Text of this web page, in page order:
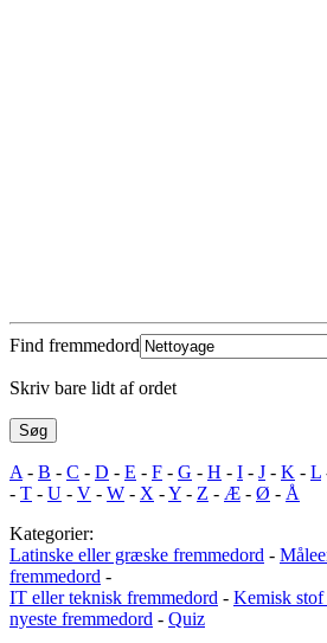
Find fremmedord
Skriv bare lidt af ordet
A - B - C - D - E - F - G - H - I - J - K - L
- T - U - V - W - X -Y - Z - Æ - Ø - Å
Kategorier:
Latinske eller græske fremmedord -
fremmedord -
IT eller teknisk fremmedord - Kemisk stof
nyeste fremmedord - Quiz